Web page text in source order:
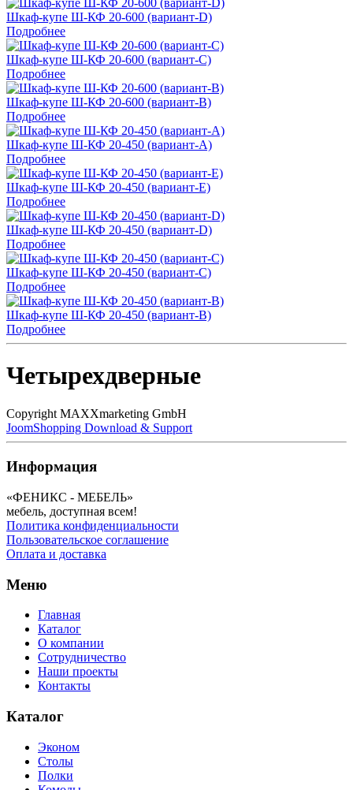
Шкаф-купе Ш-КФ 20-600 (вариант-D)
Подробнее
Шкаф-купе Ш-КФ 20-600 (вариант-C)
Подробнее
Шкаф-купе Ш-КФ 20-600 (вариант-B)
Подробнее
Шкаф-купе Ш-КФ 20-450 (вариант-A)
Подробнее
Шкаф-купе Ш-КФ 20-450 (вариант-E)
Подробнее
Шкаф-купе Ш-КФ 20-450 (вариант-D)
Подробнее
Шкаф-купе Ш-КФ 20-450 (вариант-C)
Подробнее
Шкаф-купе Ш-КФ 20-450 (вариант-B)
Подробнее
Четырехдверные
Copyright MAXXmarketing GmbH
JoomShopping Download & Support
Информация
«ФЕНИКС - МЕБЕЛЬ»
мебель, доступная всем!
Политика конфиденциальности
Пользовательское соглашение
Оплата и доставка
Меню
Главная
Каталог
О компании
Сотрудничество
Наши проекты
Контакты
Каталог
Эконом
Столы
Полки